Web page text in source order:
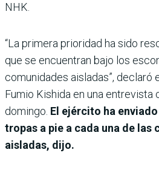
NHK.
“La primera prioridad ha sido
que se encuentran bajo los
comunidades aisladas”, declaró
Fumio Kishida en una entrevista
domingo. El ejército ha
tropas a pie a cada una de las
aisladas, dijo.